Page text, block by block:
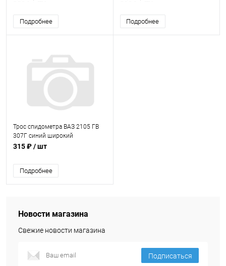
Подробнее Подробнее
Трос спидометра ВАЗ 2105 ГВ
307Г синий широкий
АвтоПартнер
315 ₽/ шт
Подробнее
Новости магазина
Свежие новости магазина
Подписаться